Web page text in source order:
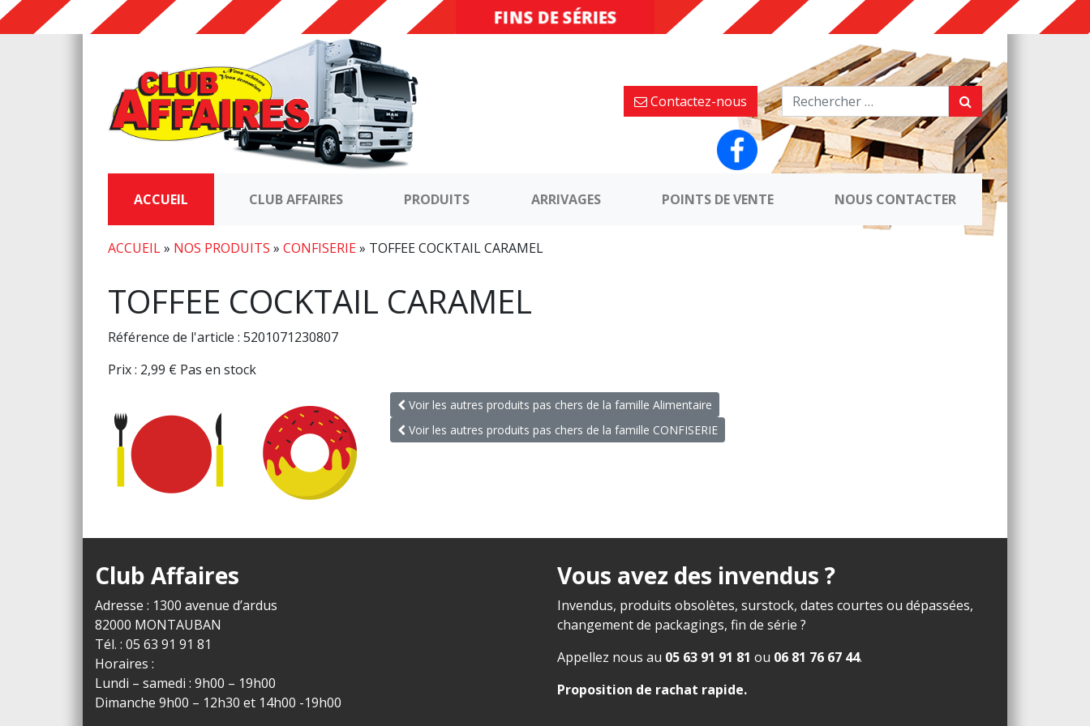
DESTOCKAGE
FINS DE SÉRIES
Contactez-nous
ACCUEIL CLUB AFFAIRES PRODUITS ARRIVAGES POINTS DE VENTE NOUS CONTACTER
ACCUEIL» NOS PRODUITS » CONFISERIE» TOFFEE COCKTAIL CARAMEL
TOFFEE COCKTAIL CARAMEL
Référence de l'article : 5201071230807
Prix : 2,99 € Pas en stock
Voir les autres produits pas chers de la famille Alimentaire
Voir les autres produits pas chers de la famille CONFISERIE
Club Affaires
Adresse : 1300 avenue d’ardus
82000 MONTAUBAN
Tél. : 05 63 91 91 81
Horaires :
Lundi – samedi : 9h00 – 19h00
Dimanche 9h00 – 12h30 et 14h00 -19h00
Vous avez des invendus ?
Invendus, produits obsolètes, surstock, dates courtes ou dépassées,
changement de packagings, fin de série ?
Appellez nous au 05 63 91 91 81 ou 06 81 76 67 44.
Proposition de rachat rapide.